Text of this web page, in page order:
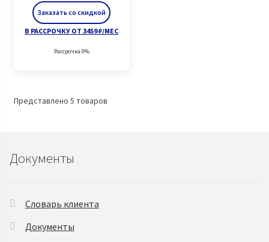
Заказать со скидкой
В РАССРОЧКУ ОТ 3459 ₽/МЕС
Рассрочка 0%
Представлено 5 товаров
Документы
Словарь клиента
Документы